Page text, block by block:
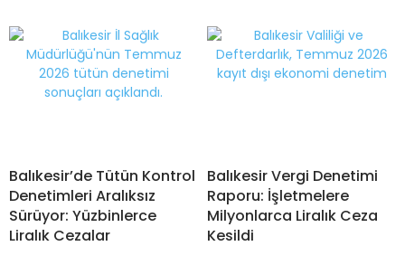
Balıkesir’de Tütün Kontrol
Denetimleri Aralıksız
Sürüyor: Yüzbinlerce
Liralık Cezalar
Balıkesir Vergi Denetimi
Raporu: İşletmelere
Milyonlarca Liralık Ceza
Kesildi